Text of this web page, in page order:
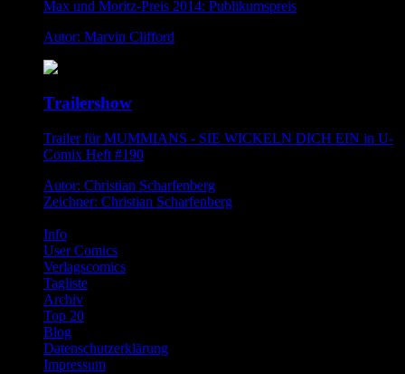
Max und Moritz-Preis 2014: Publikumspreis
Autor: Marvin Clifford
Trailershow
Trailer für MUMMIANS - SIE WICKELN DICH EIN in U-
Comix Heft #190
Autor: Christian Scharfenberg
Zeichner: Christian Scharfenberg
Info
User Comics
Verlagscomics
Tagliste
Archiv
Top 20
Blog
Datenschutzerklärung
Impressum